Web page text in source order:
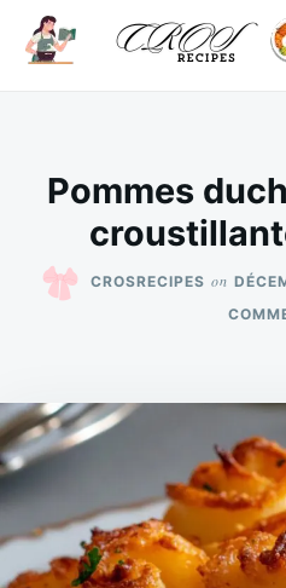
SkipSearch
for:
Pommes
CROSRECIPES on